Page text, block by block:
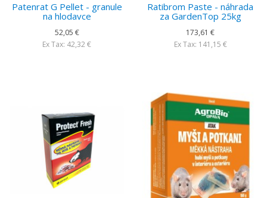
Patenrat G Pellet - granule
na hlodavce
52,05 €
Ex Tax: 42,32 €
Ratibrom Paste - náhrada
za GardenTop 25kg
173,61 €
Ex Tax: 141,15 €